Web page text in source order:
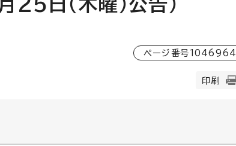
日（木曜）公告）
ページ番号1046964
印刷